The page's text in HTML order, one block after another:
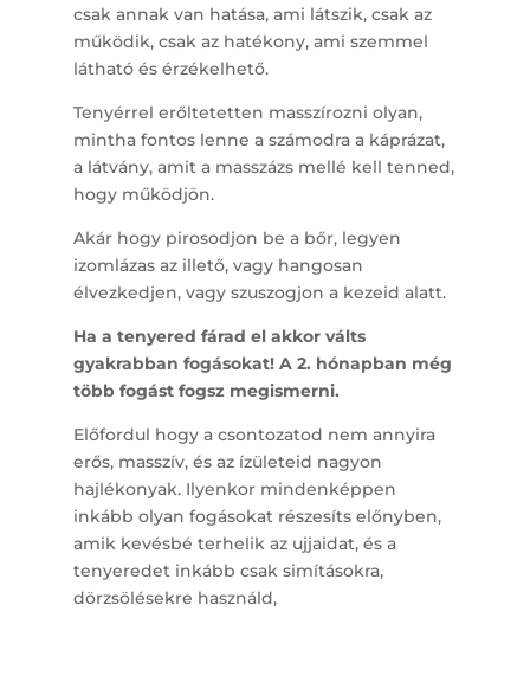
csak annak van hatása, ami látszik, csak az
működik, csak az hatékony, ami szemmel
látható és érzékelhető.
Tenyérrel erőltetetten masszírozni olyan,
mintha fontos lenne a számodra a káprázat,
a látvány, amit a masszázs mellé kell tenned,
hogy működjön.
Akár hogy pirosodjon be a bőr, legyen
izomlázas az illető, vagy hangosan
élvezkedjen, vagy szuszogjon a kezeid alatt.
Ha a tenyered fárad el akkor válts
gyakrabban fogásokat! A 2. hónapban még
több fogást fogsz megismerni.
Előfordul hogy a csontozatod nem annyira
erős, masszív, és az ízületeid nagyon
hajlékonyak. Ilyenkor mindenképpen
inkább olyan fogásokat részesíts előnyben,
amik kevésbé terhelik az ujjaidat, és a
tenyeredet inkább csak simításokra,
dörzsölésekre használd,